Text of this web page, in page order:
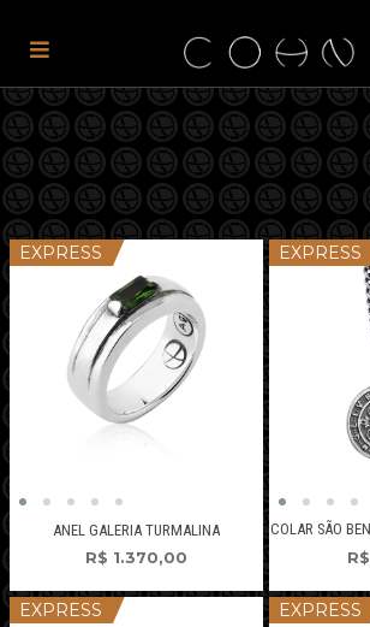
navegação
o
conteúdo
SEARCH
FOR:
Search Button
EXPRESS
ANEL GALERIA TURMALINA
R$ 1.370,00
EXPRESS
R$
EXPRESS EXPRESS